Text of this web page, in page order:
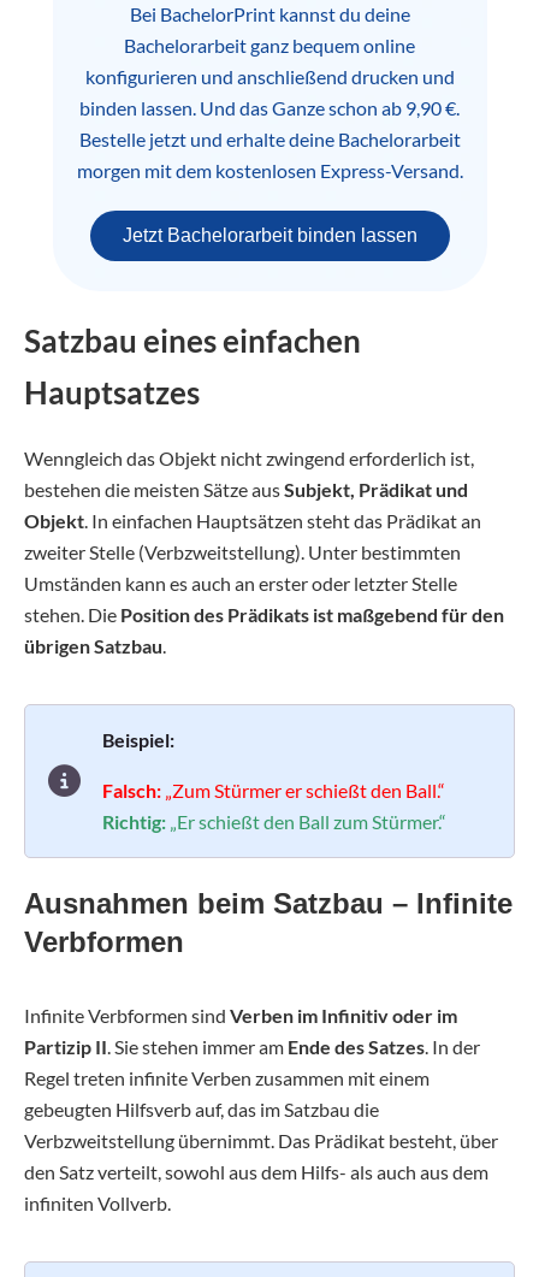
Bei BachelorPrint kannst du deine
Bachelorarbeit ganz bequem online
konfigurieren und anschließend drucken und
binden lassen. Und das Ganze schon ab 9,90 €.
Bestelle jetzt und erhalte deine Bachelorarbeit
morgen mit dem kostenlosen Express-Versand.
Jetzt Bachelorarbeit binden lassen
Satzbau eines einfachen
Hauptsatzes
Wenngleich das Objekt nicht zwingend erforderlich ist,
bestehen die meisten Sätze ausSubjekt, Prädikat und
Objekt. In einfachen Hauptsätzen steht das Prädikat an
zweiter Stelle (Verbzweitstellung). Unter bestimmten
Umständen kann es auch an erster oder letzter Stelle
stehen. Die Position des Prädikats ist maßgebend für den
übrigen Satzbau.
Beispiel:
Falsch: „Zum Stürmer er schießt den Ball.“
Richtig: „Er schießt den Ball zum Stürmer.“
Ausnahmen beim Satzbau – Infinite
Verbformen
Infinite Verbformen sind Verben im Infinitiv oder im
Partizip II . Sie stehen immer am Ende des Satzes . In der
Regel treten infinite Verben zusammen mit einem
gebeugten Hilfsverb auf, das im Satzbau die
Verbzweitstellung übernimmt. Das Prädikat besteht, über
den Satz verteilt, sowohl aus dem Hilfs- als auch aus dem
infiniten Vollverb.